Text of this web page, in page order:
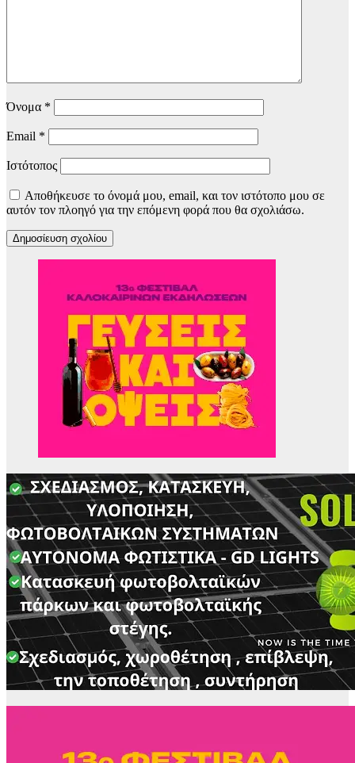
Όνομα *
Email *
Ιστότοπος
Αποθήκευσε το όνομά μου, email, και τον ιστότοπο μου σε
αυτόν τον πλοηγό για την επόμενη φορά που θα σχολιάσω.